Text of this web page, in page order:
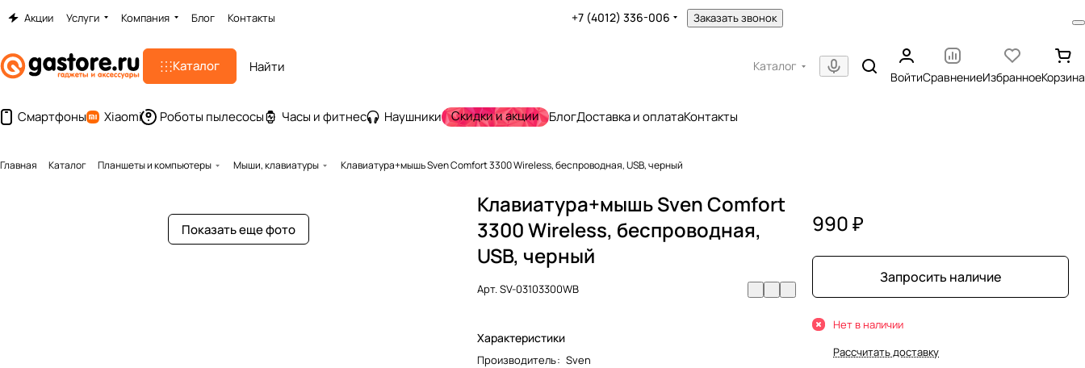
Акции Услуги Компания Блог Контакты +7 (4012) 336-006 Заказать звонок
Каталог Каталог
ВойтиСравнениеИзбранноеКорзина
Смартфоны Xiaomi Роботы пылесосы Часы и фитнес Наушники Скидки и акции БлогДоставка и оплатаКонтакты
Главная Каталог Планшеты и компьютеры Мыши, клавиатуры Клавиатура+мышь Sven Comfort 3300 Wireless, беспроводная, USB, черный
Показать еще фото
Клавиатура+мышь Sven Comfort
3300 Wireless, беспроводная,
USB, черный
Арт.SV-03103300WB
Характеристики
Производитель: Sven
990 ₽
Запросить наличие
Нет в наличии
Рассчитать доставку